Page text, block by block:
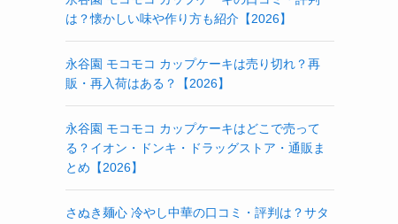
は？懐かしい味や作り方も紹介【2026】
永谷園 モコモコ カップケーキは売り切れ？再
販・再入荷はある？【2026】
永谷園 モコモコ カップケーキはどこで売って
る？イオン・ドンキ・ドラッグストア・通販ま
とめ【2026】
さぬき麺心 冷やし中華の口コミ・評判は？サタ